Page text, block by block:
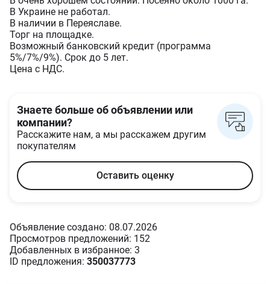
В Украине не работал.
В наличии в Переяславе.
Торг на площадке.
Возможный банковский кредит (программа
5%/7%/9%). Срок до 5 лет.
Цена с НДС.
Знаете больше об объявлении или
компании?
Расскажите нам, а мы расскажем другим
покупателям
Оставить оценку
Объявление создано: 08.07.2026
Просмотров предложений: 152
Добавленных в избранное: 3
ID предложения: 350037773